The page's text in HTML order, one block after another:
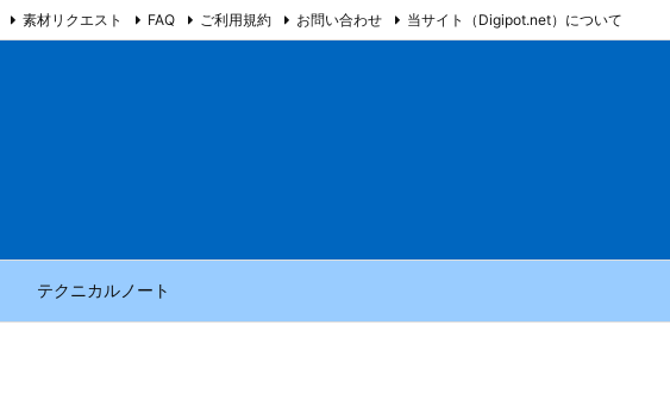
テクニカルノート
素材リクエスト FAQ ご利用規約 お問い合わせ 当サイト（Digipot.net）について